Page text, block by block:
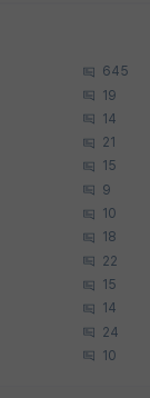
645
19
14
21
15
9
10
18
22
15
14
24
10